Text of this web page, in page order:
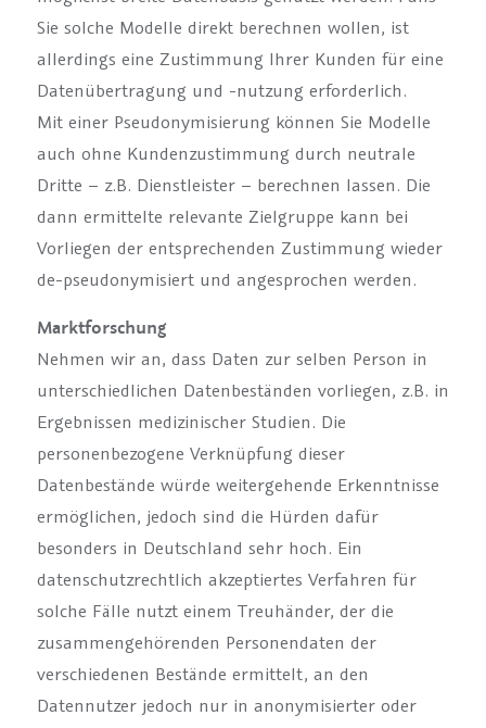
Sie solche Modelle direkt berechnen wollen, ist
allerdings eine Zustimmung Ihrer Kunden für eine
Datenübertragung und -nutzung erforderlich.
Mit einer Pseudonymisierung können Sie Modelle
auch ohne Kundenzustimmung durch neutrale
Dritte – z.B. Dienstleister – berechnen lassen. Die
dann ermittelte relevante Zielgruppe kann bei
Vorliegen der entsprechenden Zustimmung wieder
de-pseudonymisiert und angesprochen werden.
Marktforschung
Nehmen wir an, dass Daten zur selben Person in
unterschiedlichen Datenbeständen vorliegen, z.B. in
Ergebnissen medizinischer Studien. Die
personenbezogene Verknüpfung dieser
Datenbestände würde weitergehende Erkenntnisse
ermöglichen, jedoch sind die Hürden dafür
besonders in Deutschland sehr hoch. Ein
datenschutzrechtlich akzeptiertes Verfahren für
solche Fälle nutzt einem Treuhänder, der die
zusammengehörenden Personendaten der
verschiedenen Bestände ermittelt, an den
Datennutzer jedoch nur in anonymisierter oder